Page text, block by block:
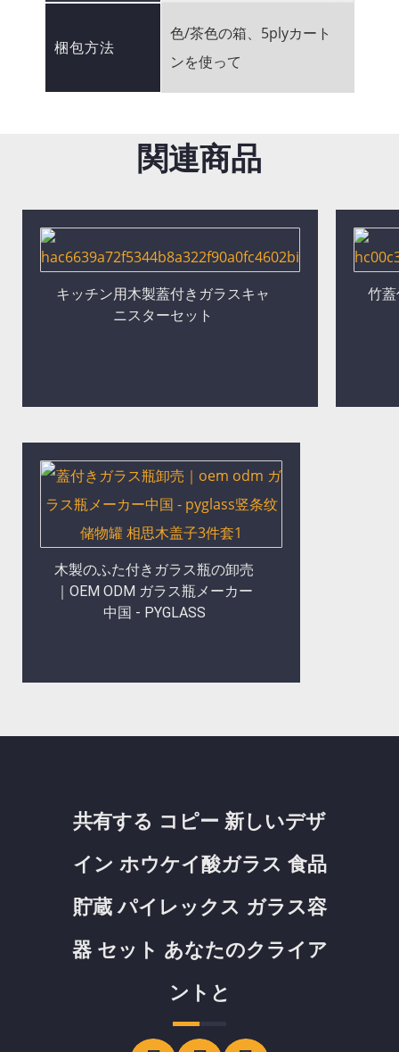
梱包方法
色/茶色の箱、5plyカート
ンを使って
関連商品
キッチン用木製蓋付きガラスキャ
ニスターセット
竹
木製のふた付きガラス瓶の卸売
｜OEM ODM ガラス瓶メーカー
中国 - PYGLASS
共有する コピー 新しいデザ
イン ホウケイ酸ガラス 食品
貯蔵 パイレックス ガラス容
器 セット あなたのクライア
ントと